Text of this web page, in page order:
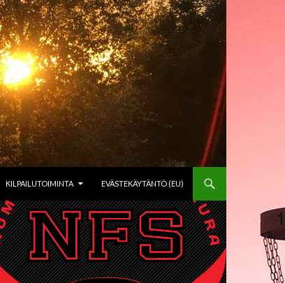
KILPAILUTOIMINTA EVÄSTEKÄYTÄNTÖ (EU)